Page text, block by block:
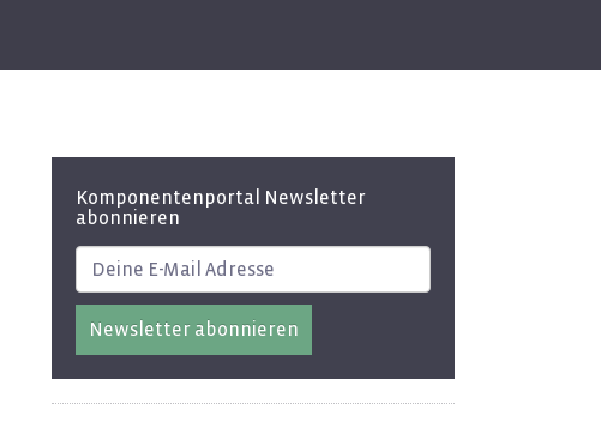
Komponentenportal Newsletter
abonnieren
Newsletter abonnieren